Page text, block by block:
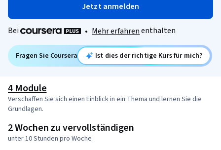
Jetzt anmelden
Bei • Mehr erfahrenenthalten
Fragen Sie Coursera Ist dies der richtige Kurs für mich?
4 Module
Verschaffen Sie sich einen Einblick in ein Thema und lernen Sie die
Grundlagen.
2 Wochen zu vervollständigen
unter 10 Stunden pro Woche